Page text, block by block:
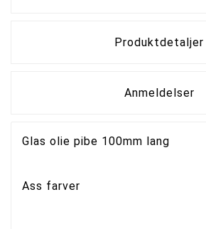
Produktdetaljer
Anmeldelser
Glas olie pibe 100mm lang
Ass farver